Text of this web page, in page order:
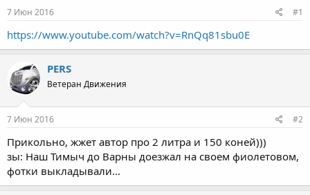
е
м
ы
л
7 Июн 2016 #1
https://www.youtube.com/watch?v=RnQq81sbu0E
PERS
Ветеран Движения
7 Июн 2016 #2
Прикольно, жжет автор про 2 литра и 150 коней)))
зы: Наш Тимыч до Варны доезжал на своем фиолетовом,
фотки выкладывали...